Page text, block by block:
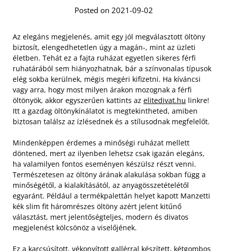
Posted on 2021-09-02
Az elegáns megjelenés, amit egy jól megválasztott öltöny
biztosít, elengedhetetlen úgy a magán-, mint az üzleti
életben. Tehát ez a fajta ruházat egyetlen sikeres férfi
ruhatárából sem hiányozhatnak, bár a színvonalas típusok
elég sokba kerülnek, mégis megéri kifizetni. Ha kíváncsi
vagy arra, hogy most milyen árakon mozognak a férfi
öltönyök, akkor egyszerűen kattints az elitedivat.hu linkre!
Itt a gazdag öltönykínálatot is megtekintheted, amiben
biztosan találsz az ízlésednek és a stílusodnak megfelelőt.
Mindenképpen érdemes a minőségi ruházat mellett
döntened, mert az ilyenben lehetsz csak igazán elegáns,
ha valamilyen fontos eseményen készülsz részt venni.
Természetesen az öltöny árának alakulása sokban függ a
minőségétől, a kialakításától, az anyagösszetételétől
egyaránt. Például a termékpalettán helyet kapott Manzetti
kék slim fit háromrészes öltöny azért jelent kitűnő
választást, mert jelentőségteljes, modern és divatos
megjelenést kölcsönöz a viselőjének.
Ez a karcsúsított, vékonyított gallérral készített, kétgombos